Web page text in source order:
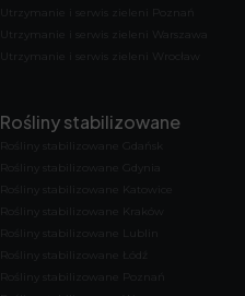
Utrzymanie i serwis zieleni Poznań
Utrzymanie i serwis zieleni Warszawa
Utrzymanie i serwis zieleni Wrocław
Rośliny stabilizowane
Rośliny stabilizowane Gdańsk
Rośliny stabilizowane Gdynia
Rośliny stabilizowane Katowice
Rośliny stabilizowane Kraków
Rośliny stabilizowane Lublin
Rośliny stabilizowane Łódź
Rośliny stabilizowane Poznań